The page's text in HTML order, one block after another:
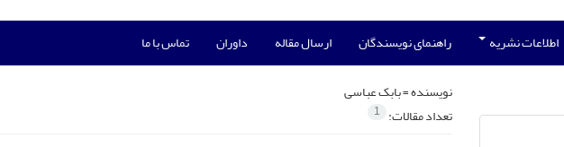
اطلاعات نشریه راهنمای نویسندگان ارسال مقاله داوران تماس با ما
نویسنده =بابک عباسی
تعداد مقالات: 1